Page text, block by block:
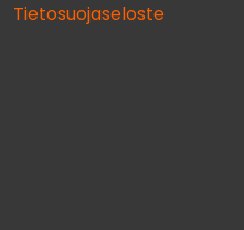
Tietosuojaseloste